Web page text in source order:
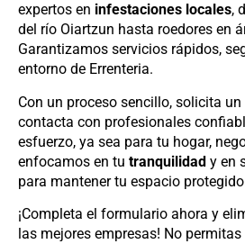
expertos en infestaciones locales,
del río Oiartzun hasta roedores en
Garantizamos servicios rápidos,
entorno de Errenteria.
Con un proceso sencillo, solicita un
contacta con profesionales
esfuerzo, ya sea para tu hogar,
enfocamos en tu tranquilidad y en
para mantener tu espacio
¡Completa el formulario ahora y
las mejores empresas! No